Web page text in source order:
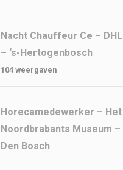
Nacht Chauffeur Ce – DHL
– ‘s-Hertogenbosch
104 weergaven
Horecamedewerker – Het
Noordbrabants Museum –
Den Bosch